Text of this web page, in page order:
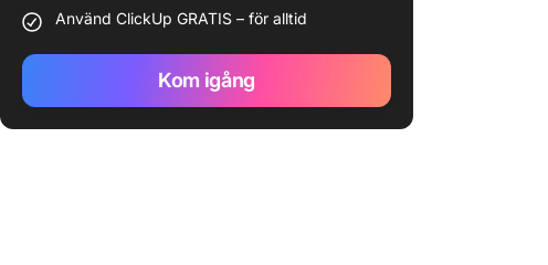
Använd ClickUp GRATIS – för alltid
Kom igång